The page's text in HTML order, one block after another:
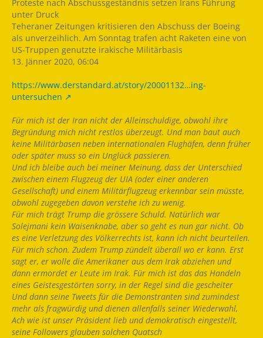
Proteste nach Abschussgeständnis setzen Irans Führung
unter Druck
Teheraner Zeitungen kritisieren den Abschuss der Boeing
als unverzeihlich. Am Sonntag trafen acht Raketen eine von
US-Truppen genutzte irakische Militärbasis
13. Jänner 2020, 06:04
https://www.derstandard.at/story/20001132…ing-
untersuchen
Für mich ist der Iran nicht der Alleinschuldige, obwohl ihre
Begründung mich nicht restlos überzeugt. Und man baut auch
keine Militärbasen neben internationalen Flughäfen, denn früher
oder später muss so ein Unglück passieren.
Und ich bleibe auch bei meiner Meinung, dass der Unterschied
zwischen einem Flugzeug der UIA (oder einer anderen
Gesellschaft) und einem Militärflugzeug erkennbar sein müsste,
obwohl zugegeben davon verstehe ich zu wenig.
Für mich trägt Trump die grössere Schuld. Natürlich war
Solejmani kein Waisenknabe, aber so geht es nun gar nicht. Ob
es eine Verletzung des Völkerrechts ist, kann ich nicht beurteilen.
Für mich schon. Zudem Trump zündelt überall wo er kann. Erst
sagt er, er wolle die Amerikaner aus dem Irak abziehen und
dann ermordet er Leute im Irak. Für mich ist das das Handeln
eines Geistesgestörten sorry, in der Regel sind die gescheiter
Und dann seine Tweets für die Demonstranten sind zumindest
mehr als fragwürdig und dienen allenfalls seiner Wiederwahl,
Ach wie ist unser Präsident lieb und demokratisch eingestellt,
seine Followers glauben solchen Quatsch